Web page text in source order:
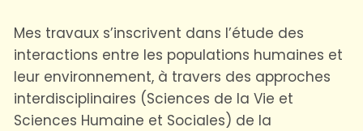
Mes travaux s’inscrivent dans l’étude des
interactions entre les populations humaines et
leur environnement, à travers des approches
interdisciplinaires (Sciences de la Vie et
Sciences Humaine et Sociales) de la